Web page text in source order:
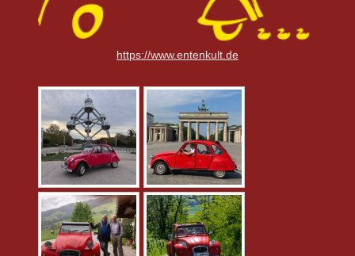
https://www.entenkult.de